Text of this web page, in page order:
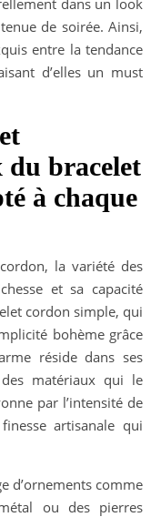
de soirée. Ainsi,
entre la tendance
d’elles un must
du bracelet
à chaque
la variété des
et sa capacité
cordon simple, qui
bohème grâce
réside dans ses
matériaux qui le
par l’intensité de
artisanale qui
d’ornements comme
ou des pierres